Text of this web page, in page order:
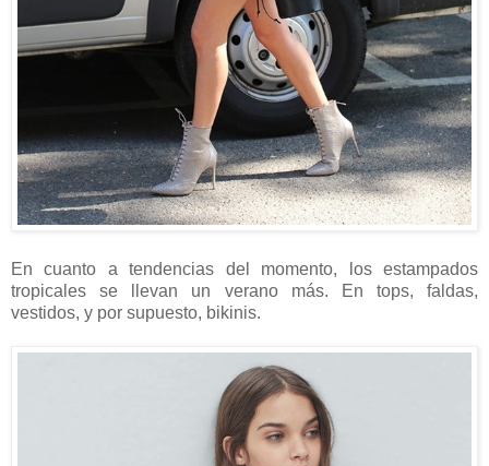
En cuanto a tendencias del momento, los estampados
tropicales se llevan un verano más. En tops, faldas,
vestidos, y por supuesto, bikinis.